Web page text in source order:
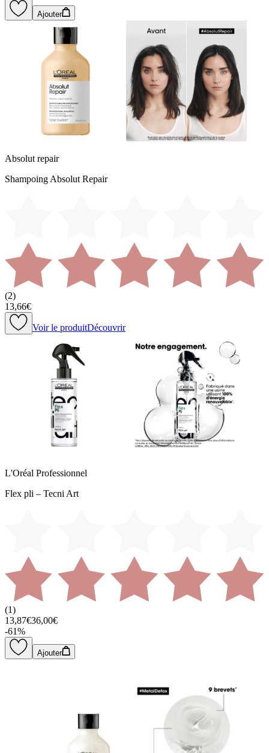
Ajouter
Absolut repair
Shampoing Absolut Repair
(2)
13,66€
Voir le produitDécouvrir
L'Oréal Professionnel
Flex pli – Tecni Art
(1)
13,87€36,00€
-61%
Ajouter